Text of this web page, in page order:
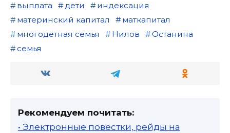
выплата дети
индексация
материнский капитал
маткапитал
многодетная семья
Нилов
Останина
семья
Рекомендуем почитать:
• Электронные повестки, рейды на